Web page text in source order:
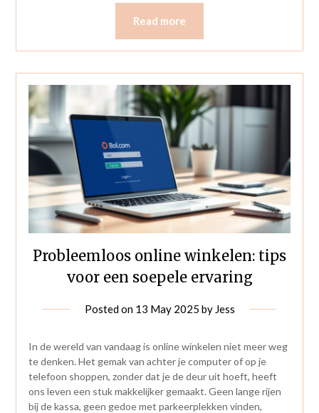
Read more
Probleemloos online winkelen: tips
voor een soepele ervaring
Posted on 13 May 2025 by Jess
In de wereld van vandaag is online winkelen niet meer weg
te denken. Het gemak van achter je computer of op je
telefoon shoppen, zonder dat je de deur uit hoeft, heeft
ons leven een stuk makkelijker gemaakt. Geen lange rijen
bij de kassa, geen gedoe met parkeerplekken vinden,